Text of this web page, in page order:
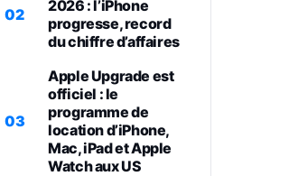
02
2026 : l’iPhone
progresse, record
du chiffre d’affaires
03
Apple Upgrade est
officiel : le
programme de
location d’iPhone,
Mac, iPad et Apple
Watch aux US